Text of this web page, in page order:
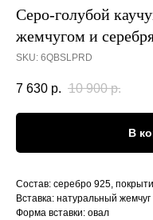
Серо-голубой
жемчугом и
SKU: 6QBSLPRD
7 630 р. 10 900 р.
В
Состав: серебро 925,
Вставка: натуральный жемчуг
Форма вставки: овал